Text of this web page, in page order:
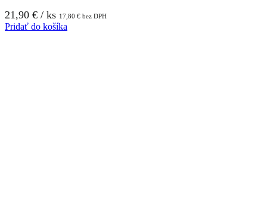
21,90 € / ks 17,80 € bez DPH
Pridať do košíka